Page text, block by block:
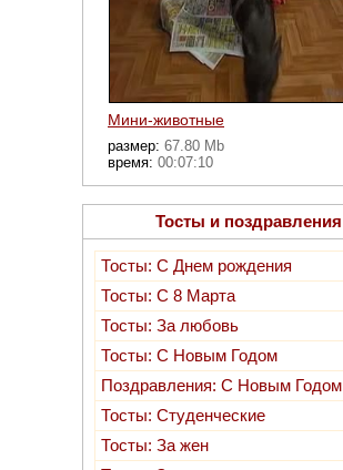
Мини-животные
размер: 67.80 Mb
время: 00:07:10
Тосты и поздравления
Тосты: С Днем рождения
Тосты: C 8 Марта
Тосты: За любовь
Тосты: C Новым Годом
Поздравления: C Новым Годом
Тосты: Cтуденческие
Тосты: За жен